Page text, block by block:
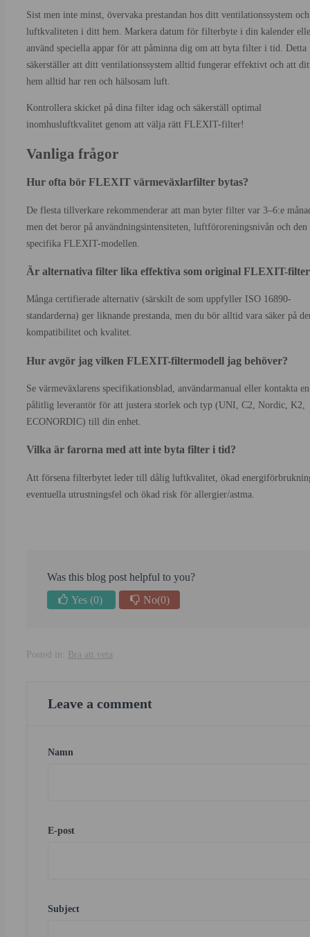
Sist men inte minst, övervaka prestandan hos ditt ventilationssystem och
luftkvaliteten i ditt hem. Markera datum för filterbyte i din kalender
använd speciella appar för att påminna dig om att byta filter i tid. Detta
säkerställer att ditt ventilationssystem alltid fungerar effektivt och att
hem alltid har ren och hälsosam luft.
Kontrollera skicket på dina filter idag och säkerställ optimal
inomhusluftkvalitet genom att välja rätt FLEXIT-filter!
Vanliga frågor
Hur ofta bör FLEXIT värmeväxlarfilter bytas?
De flesta tillverkare rekommenderar att man byter filter var 3–6:e
men det beror på användningsintensiteten, luftföroreningsnivån och den
specifika FLEXIT-modellen.
Är alternativa filter lika effektiva som original FLEXIT-
Många certifierade alternativ (särskilt de som uppfyller ISO 16890-
standarderna) ger liknande prestanda, men du bör alltid vara säker på
kompatibilitet och kvalitet.
Hur avgör jag vilken FLEXIT-filtermodell jag behöver?
Se värmeväxlarens specifikationsblad, användarmanual eller kontakta en
pålitlig leverantör för att justera storlek och typ (UNI, C2, Nordic, K2,
ECONORDIC) till din enhet.
Vilka är farorna med att inte byta filter i tid?
Att försena filterbytet leder till dålig luftkvalitet, ökad
eventuella utrustningsfel och ökad risk för allergier/astma.
Was this blog post helpful to you?
Yes (0) No(0)
Posted in: Bra att veta
Leave a comment
Namn
E-post
Subject